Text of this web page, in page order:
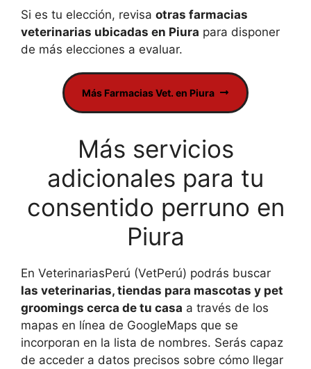
Si es tu elección, revisa otras farmacias
veterinarias ubicadas en Piura para disponer
de más elecciones a evaluar.
Más Farmacias Vet. en Piura
Más servicios
adicionales para tu
consentido perruno en
Piura
En VeterinariasPerú (VetPerú) podrás buscar
las veterinarias, tiendas para mascotas y pet
groomings cerca de tu casa a través de los
mapas en línea de GoogleMaps que se
incorporan en la lista de nombres. Serás capaz
de acceder a datos precisos sobre cómo llegar